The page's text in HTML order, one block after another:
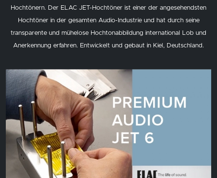
Hochtönern. Der ELAC JET-Hochtöner ist einer der angesehendsten
Hochtöner in der gesamten Audio-Industrie und hat durch seine
transparente und mühelose Hochtonabbildung international Lob und
Anerkennung erfahren. Entwickelt und gebaut in Kiel, Deutschland.